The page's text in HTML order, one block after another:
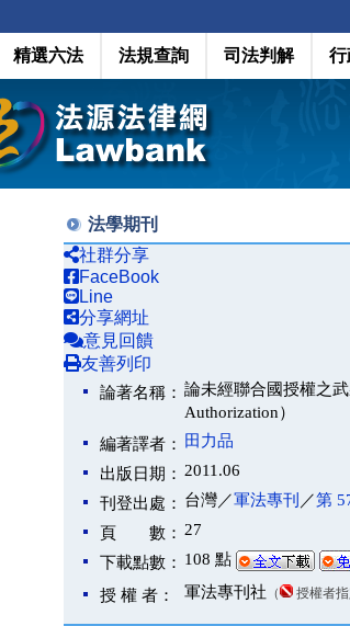
精選六法 法規查詢 司法判解 行
法學期刊
社群分享
FaceBook
Line
分享網址
意見回饋
友善列印
論著名稱： 論未經聯合國授權之
Authorization）
編著譯者：
田力品
出版日期： 2011.06
刊登出處： 台灣／軍法專刊 ／第
頁 數： 27
下載點數： 108 點
授 權 者：
軍法專刊社 （ 授權者